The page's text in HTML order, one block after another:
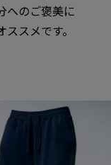
へのご褒美に
スメです。